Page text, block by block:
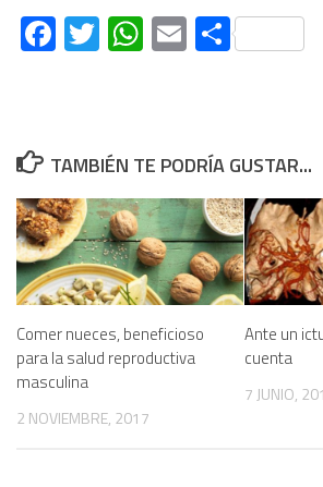
Facebook
Twitter
WhatsApp
Email
TAMBIÉN TE PODRÍA GUSTAR...
Comer nueces, beneficioso
para la salud reproductiva
masculina
2 NOVIEMBRE, 2017
Ante un
cuenta
7 JUNIO,